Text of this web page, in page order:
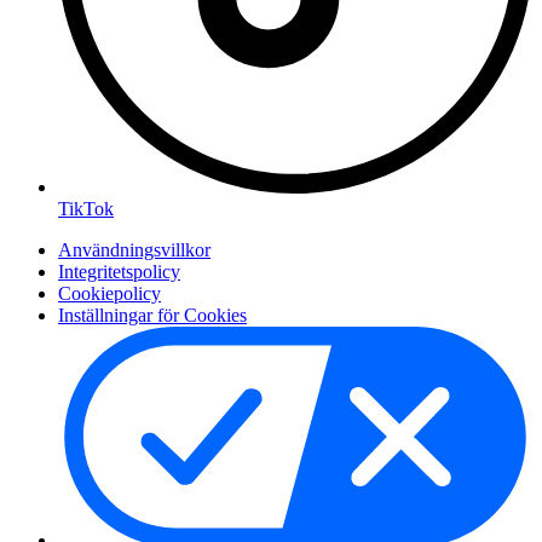
TikTok
Användningsvillkor
Integritetspolicy
Cookiepolicy
Inställningar för Cookies